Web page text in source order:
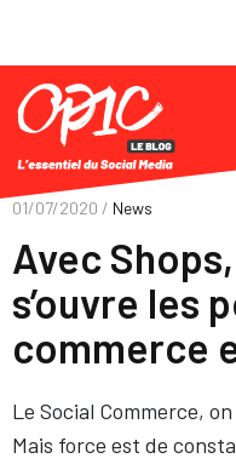
01/07/2020 / News
Avec
s’ouvre les
commerce
Le Social Commerce,
Mais force est de